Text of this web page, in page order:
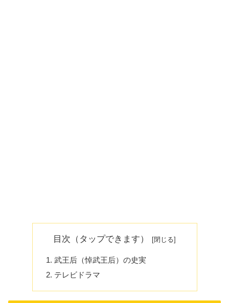
目次（タップできます）
武王后（悼武王后）の史実
テレビドラマ